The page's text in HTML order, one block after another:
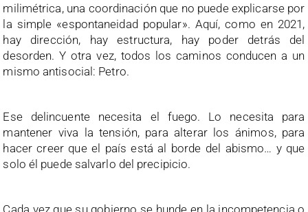
milimétrica, una coordinación que no puede explicarse por
la simple «espontaneidad popular». Aquí, como en 2021,
hay dirección, hay estructura, hay poder detrás del
desorden. Y otra vez, todos los caminos conducen a un
mismo antisocial: Petro.
Ese delincuente necesita el fuego. Lo necesita para
mantener viva la tensión, para alterar los ánimos, para
hacer creer que el país está al borde del abismo… y que
solo él puede salvarlo del precipicio.
Cada vez que su gobierno se hunde en la incompetencia o